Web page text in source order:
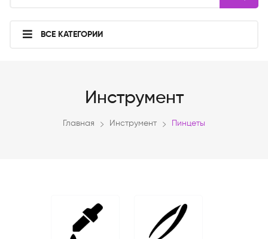
ВСЕ КАТЕГОРИИ
Инструмент
Главная Инструмент Пинцеты